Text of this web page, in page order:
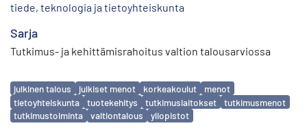
tiede, teknologia ja tietoyhteiskunta
Sarja
Tutkimus- ja kehittämisrahoitus valtion talousarviossa
Avainsanat
julkinen talous julkiset menot korkeakoulut
menot
tietoyhteiskunta
tuotekehitys tutkimuslaitokset
tutkimusmenot
tutkimustoiminta
valtiontalous yliopistot